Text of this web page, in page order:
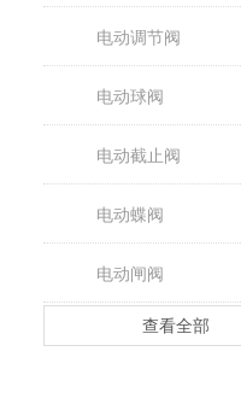
电动调节阀
电动球阀
电动截止阀
电动蝶阀
电动闸阀
查看全部